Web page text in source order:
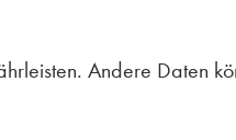
Andere Daten